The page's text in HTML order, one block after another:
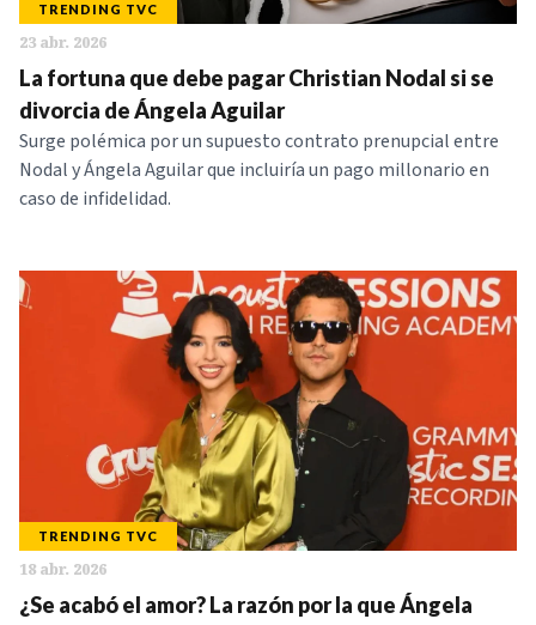
TRENDING TVC
23 abr. 2026
La fortuna que debe pagar Christian Nodal si se
divorcia de Ángela Aguilar
Surge polémica por un supuesto contrato prenupcial entre
Nodal y Ángela Aguilar que incluiría un pago millonario en
caso de infidelidad.
TRENDING TVC
18 abr. 2026
¿Se acabó el amor? La razón por la que Ángela